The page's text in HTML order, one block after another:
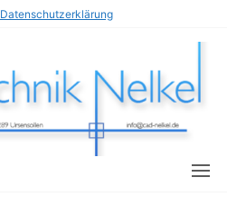
Datenschutzerklärung